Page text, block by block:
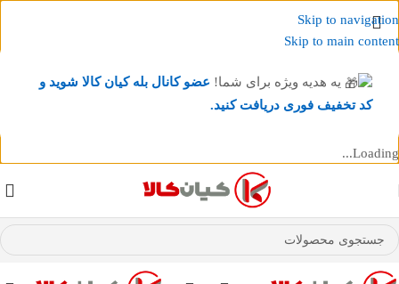
یه هدیه ویژه برای شما! عضو کانال بله کیان کالا شوید و
کد تخفیف فوری دریافت کنید.
Loading...
Skip to navigation
Skip to main content
عضو کانال بله کیان کالا شوید و کد تخفیف دریافت کنید.